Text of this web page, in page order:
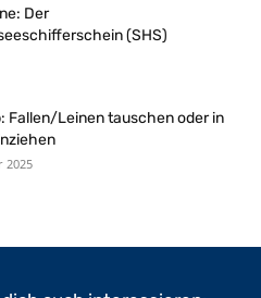
Der
(SHS)
Fallen/Leinen tauschen oder in
2025